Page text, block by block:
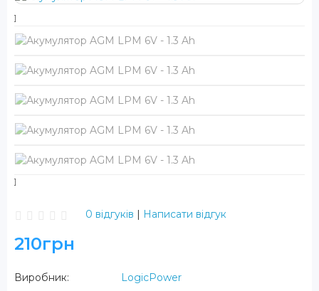
0 відгуків | Написати відгук
210грн
Виробник:
LogicPower